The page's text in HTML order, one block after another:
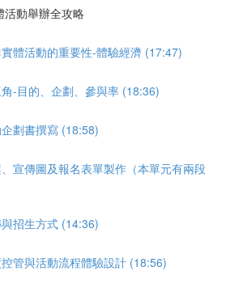
活動舉辦全攻略
體活動的重要性-體驗經濟 (17:47)
-目的、企劃、參與率 (18:36)
劃書撰寫 (18:58)
宣傳圖及報名表單製作（本單元有兩段
招生方式 (14:36)
管與活動流程體驗設計 (18:56)